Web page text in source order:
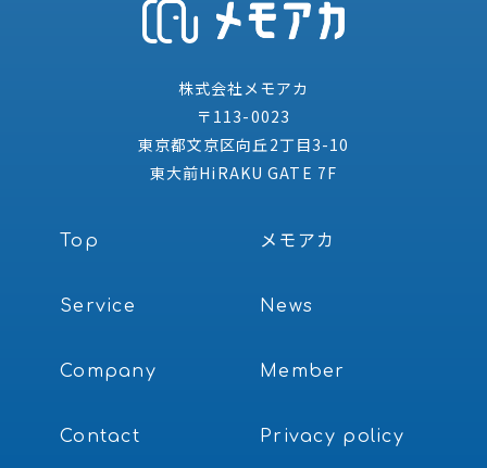
株式会社メモアカ
〒113-0023
東京都文京区向丘2丁目3-10
東大前HiRAKU GATE 7F
Top メモアカ
Service News
Company Member
Contact Privacy policy